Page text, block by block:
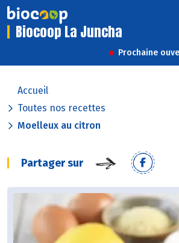
Biocoop La Juncha
Prochaine
Accueil
Toutes nos recettes
Moelleux au citron
Partager sur